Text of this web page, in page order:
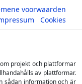
voorwaarden
Cookies
projekt och plattformar
av plattformar.
sådan information och är